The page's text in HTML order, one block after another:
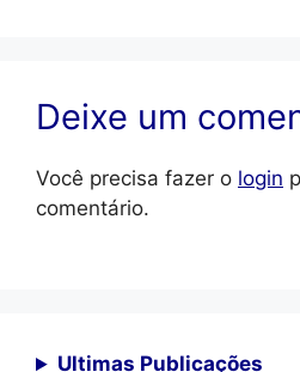
Deixe um
Você precisa fazer o login
comentário.
Ultimas Publicações